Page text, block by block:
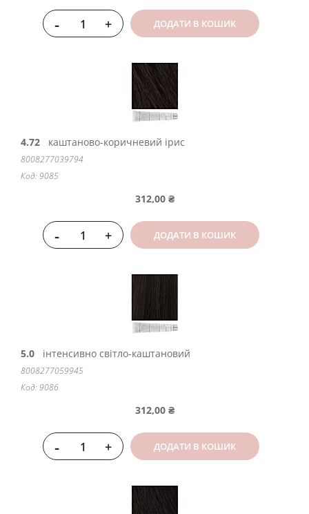
- + ДОДАТИ В КОШИК
4.72 каштаново-коричневий ірис
8008277039794
Код: 9085
312,00 ₴
- + ДОДАТИ В КОШИК
5.0 інтенсивно світло-каштановий
8008277059945
Код: 9086
312,00 ₴
- + ДОДАТИ В КОШИК